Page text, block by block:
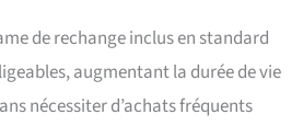
de rechange inclus en standard
augmentant la durée de vie
nécessiter d’achats fréquents